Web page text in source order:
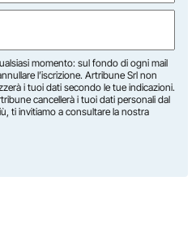
momento: sul fondo di ogni mail
l’iscrizione. Artribune Srl non
i tuoi dati secondo le tue indicazioni.
cancellerà i tuoi dati personali dal
ti invitiamo a consultare la nostra